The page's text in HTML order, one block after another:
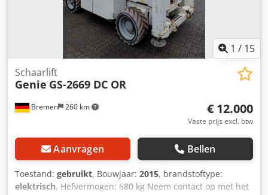
1 / 15
Bremen 260 km
Schaarlift
Genie GS-2669 DC OR
€ 12.000
Vaste prijs excl. btw
Aanvragen Bellen
Toestand: gebruikt, Bouwjaar: 2015, brandstoftype:
elektrisch, Hefvermogen: 680 kg Neem contact op met het